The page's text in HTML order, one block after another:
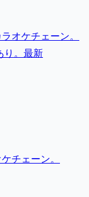
オケチェーン。
り。最新
チェーン。